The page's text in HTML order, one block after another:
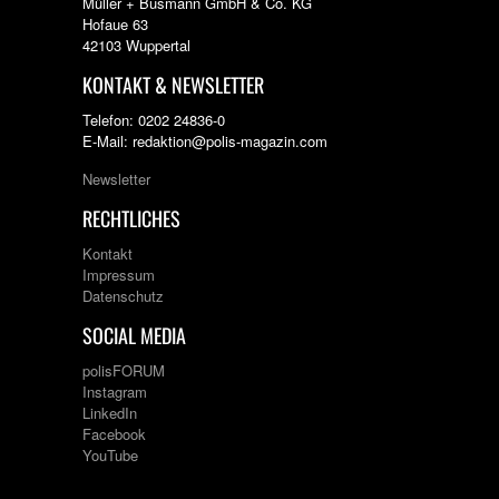
Hofaue 63
42103 Wuppertal
KONTAKT & NEWSLETTER
Telefon: 0202 24836-0
E-Mail: redaktion@polis-magazin.com
Newsletter
RECHTLICHES
Kontakt
Impressum
Datenschutz
SOCIAL MEDIA
polisFORUM
Instagram
LinkedIn
Facebook
YouTube